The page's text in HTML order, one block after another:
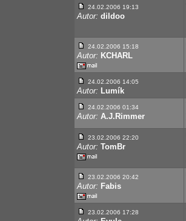
24.02.2006 19:13
Autor: dildoo
24.02.2006 15:18
Autor: KCHARL
24.02.2006 14:05
Autor: Lumík
24.02.2006 01:34
Autor: A.J.Rimmer
23.02.2006 22:20
Autor: TomBr
23.02.2006 20:42
Autor: Fabis
23.02.2006 17:28